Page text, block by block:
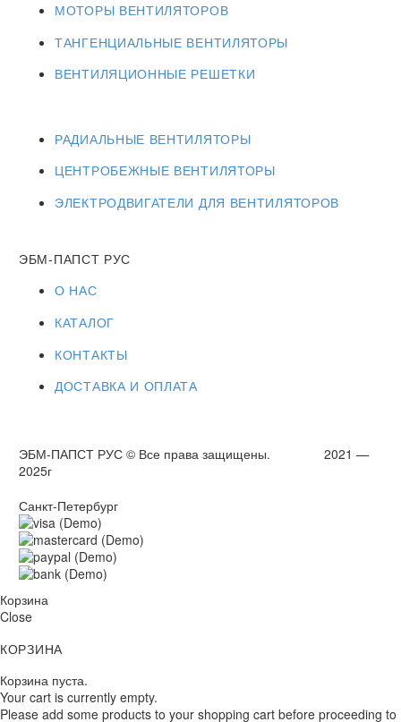
МОТОРЫ ВЕНТИЛЯТОРОВ
ТАНГЕНЦИАЛЬНЫЕ ВЕНТИЛЯТОРЫ
ВЕНТИЛЯЦИОННЫЕ РЕШЕТКИ
РАДИАЛЬНЫЕ ВЕНТИЛЯТОРЫ
ЦЕНТРОБЕЖНЫЕ ВЕНТИЛЯТОРЫ
ЭЛЕКТРОДВИГАТЕЛИ ДЛЯ ВЕНТИЛЯТОРОВ
ЭБМ-ПАПСТ РУС
О НАС
КАТАЛОГ
КОНТАКТЫ
ДОСТАВКА И ОПЛАТА
ЭБМ-ПАПСТ РУС © Все права защищены. 2021 —
2025г
Санкт-Петербург
Корзина
Close
КОРЗИНА
Корзина пуста.
Your cart is currently empty.
Please add some products to your shopping cart before proceeding to